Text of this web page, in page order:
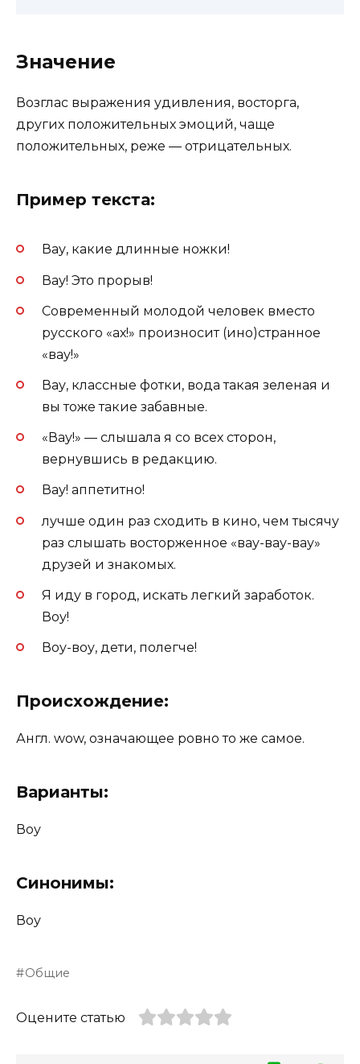
Значение
Возглас выражения удивления, восторга,
других положительных эмоций, чаще
положительных, реже — отрицательных.
Пример текста:
Вау, какие длинные ножки!
Вау! Это прорыв!
Современный молодой человек вместо
русского «ах!» произносит (ино)странное
«вау!»
Вау, классные фотки, вода такая зеленая и
вы тоже такие забавные.
«Вау!» — слышала я со всех сторон,
вернувшись в редакцию.
Вау! аппетитно!
лучше один раз сходить в кино, чем тысячу
раз слышать восторженное «вау-вау-вау»
друзей и знакомых.
Я иду в город, искать легкий заработок.
Воу!
Воу-воу, дети, полегче!
Происхождение:
Англ. wow, означающее ровно то же самое.
Варианты:
Воу
Синонимы:
Воу
Общие
Оцените статью